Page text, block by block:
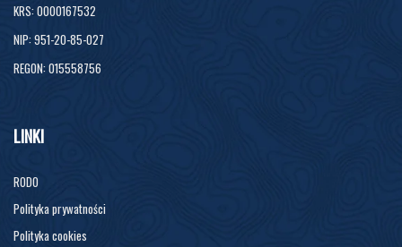
KRS: 0000167532
NIP: 951-20-85-027
REGON: 015558756
LINKI
RODO
Polityka prywatności
Polityka cookies